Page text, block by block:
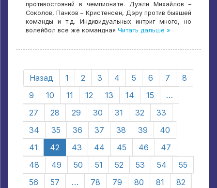
противостояний в чемпионате. Дуэли Михайлов –
Соколов, Панков – Кристенсен, Дэру против бывшей
команды и т.д. Индивидуальных интриг много, но
волейбол все же командная Читать дальше »
Назад 1 2 3 4 5 6 7
8
9
10 11 12 13 14 15
…
27
28 29 30 31 32
33
34
35 36 37 38 39
40
41
42 43 44 45 46
47
48
49 50 51 52 53 54
55
56
57 … 78 79 80 81
82